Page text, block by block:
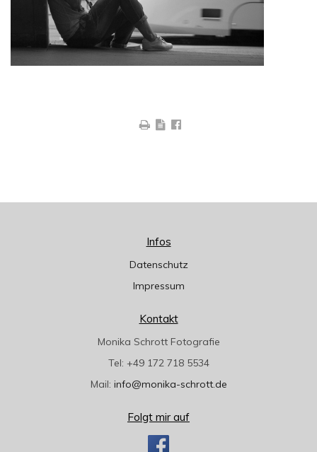
Infos
Datenschutz
Impressum
Kontakt
Monika Schrott Fotografie
Tel: +49 172 718 5534
Mail: info@monika-schrott.de
Folgt mir auf